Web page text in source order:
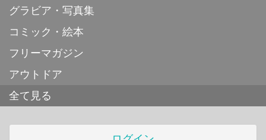
グラビア・写真集
コミック・絵本
フリーマガジン
アウトドア
全て見る